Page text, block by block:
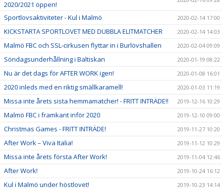
2020/2021 öppen!
Sportlovsaktiviteter - Kul i Malmö 2020-02-14 17:00
KICKSTARTA SPORTLOVET MED DUBBLA ELITMATCHER 2020-02-14 14:03
Malmö FBC och SSL-cirkusen flyttar in i Burlövshallen 2020-02-04 09:09
Söndagsunderhållning i Baltiskan 2020-01-19 08:22
Nu är det dags för AFTER WORK igen! 2020-01-08 16:01
2020 inleds med en riktig smällkaramell! 2020-01-03 11:19
Missa inte årets sista hemmamatcher! - FRITT INTRÄDE!! 2019-12-16 10:29
Malmö FBC i framkant inför 2020 2019-12-10 09:00
Christmas Games - FRITT INTRÄDE! 2019-11-27 10:20
After Work – Viva Italia! 2019-11-12 10:29
Missa inte årets första After Work! 2019-11-04 12:46
After Work! 2019-10-24 16:12
Kul i Malmö under höstlovet! 2019-10-23 14:14